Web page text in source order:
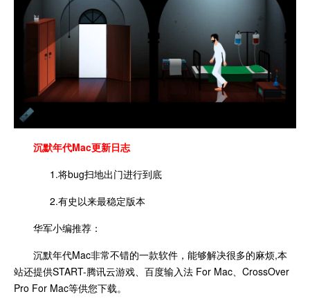
沉默年代Mac更新日志
1.将bug扫地出门进行到底
2.有史以来最稳定版本
华军小编推荐：
沉默年代Mac非常不错的一款软件，能够解决很多的麻烦,本
站还提供START-腾讯云游戏、百度输入法 For Mac、CrossOver
Pro For Mac等供您下载。